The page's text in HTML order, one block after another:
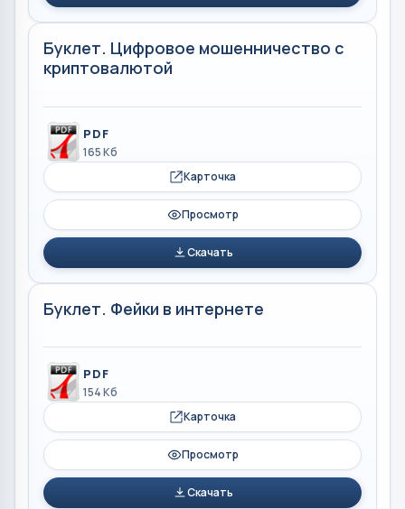
Буклет. Цифровое мошенничество с
криптовалютой
PDF
165 Кб
Карточка
Просмотр
Скачать
Буклет. Фейки в интернете
PDF
154 Кб
Карточка
Просмотр
Скачать